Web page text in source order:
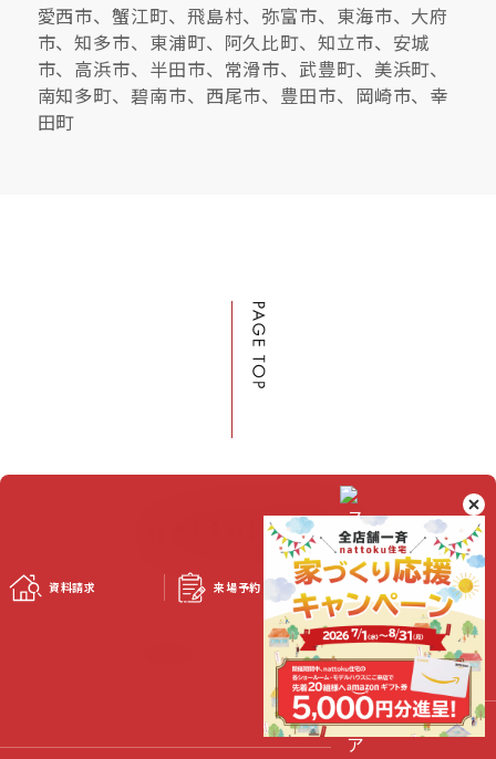
愛西市、蟹江町、飛島村、弥富市、東海市、大府
市、知多市、東浦町、阿久比町、知立市、安城
市、高浜市、半田市、常滑市、武豊町、美浜町、
南知多町、碧南市、西尾市、豊田市、岡崎市、幸
田町
©2023 Nattoku Jutaku Kobo Co., Ltd.
資料請求 来場予約 スタッフブログ